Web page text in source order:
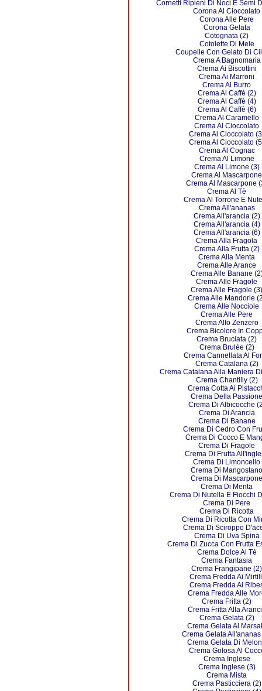
Cornetti Ripieni Di Noci E Semi
Corona Al Cioccolato
Corona Alle Pere
Corona Gelata
Cotognata (2)
Cotolette Di Mele
Coupelle Con Gelato Di
Crema A Bagnomaria
Crema Ai Biscottini
Crema Ai Marroni
Crema Al Burro
Crema Al Caffè (2)
Crema Al Caffè (4)
Crema Al Caffè (6)
Crema Al Caramello
Crema Al Cioccolato
Crema Al Cioccolato
Crema Al Cioccolato
Crema Al Cognac
Crema Al Limone
Crema Al Limone (3)
Crema Al Mascarpone
Crema Al Mascarpone
Crema Al Tè
Crema Al Torrone E
Crema All'ananas
Crema All'arancia (2)
Crema All'arancia (4)
Crema All'arancia (6)
Crema Alla Fragola
Crema Alla Frutta (2)
Crema Alla Menta
Crema Alle Arance
Crema Alle Banane
Crema Alle Fragole
Crema Alle Fragole (3)
Crema Alle Mandorle
Crema Alle Nocciole
Crema Alle Pere
Crema Allo Zenzero
Crema Bicolore In
Crema Bruciata (2)
Crema Brulèe (2)
Crema Cannellata Al
Crema Catalana (2)
Crema Catalana Alla Maniera
Crema Chantilly (2)
Crema Cotta Ai
Crema Della Passione
Crema Di Albicocche
Crema Di Arancia
Crema Di Banane
Crema Di Cedro Con
Crema Di Cocco E
Crema Di Fragole
Crema Di Frutta
Crema Di Limoncello
Crema Di Mangostano
Crema Di Mascarpone
Crema Di Menta
Crema Di Nutella E Fiocchi
Crema Di Pere
Crema Di Ricotta
Crema Di Ricotta Con
Crema Di Sciroppo
Crema Di Uva Spina
Crema Di Zucca Con Frutta
Crema Dolce Al Tè
Crema Fantasia
Crema Frangipane (2)
Crema Fredda Ai
Crema Fredda Al
Crema Fredda Alle
Crema Fritta (2)
Crema Fritta Alla
Crema Gelata (2)
Crema Gelata Al
Crema Gelata
Crema Gelata Di
Crema Golosa Al
Crema Inglese
Crema Inglese (3)
Crema Mista
Crema Pasticciera (2)